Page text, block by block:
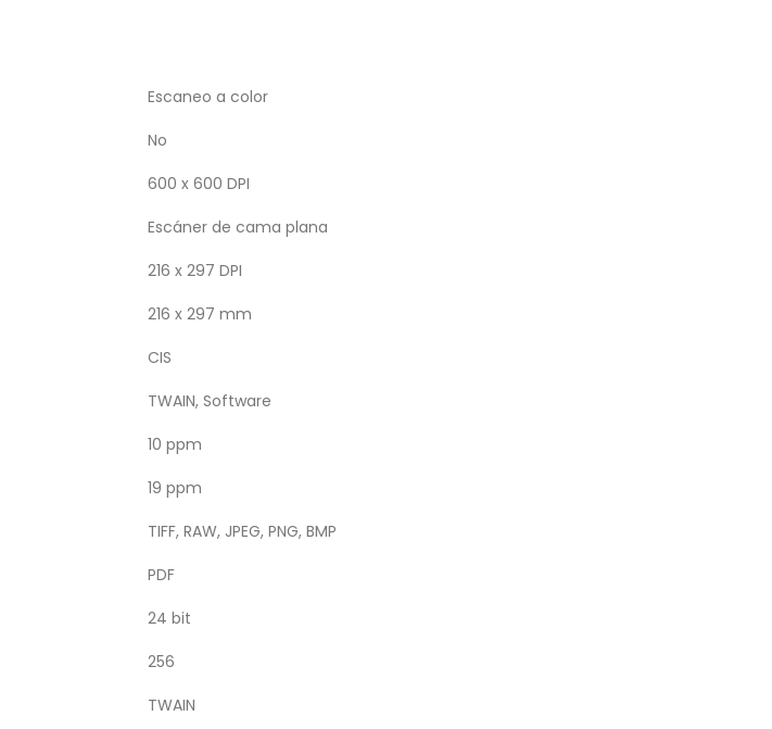
Escaneo a color
No
600 x 600 DPI
Escáner de cama plana
216 x 297 DPI
216 x 297 mm
CIS
TWAIN, Software
10 ppm
19 ppm
TIFF, RAW, JPEG, PNG, BMP
PDF
24 bit
256
TWAIN